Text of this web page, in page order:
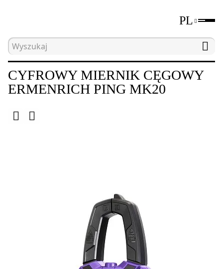
PL
Strona główna Elektryczne narzędzia
CYFROWY MIERNIK CĘGOWY
ERMENRICH PING MK20